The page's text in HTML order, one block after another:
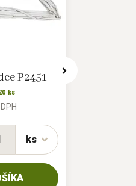
P2451
ks
ks